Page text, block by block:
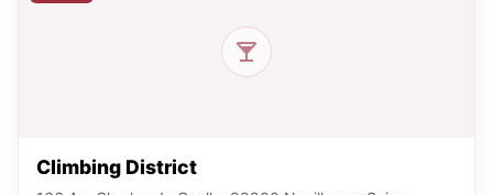
Climbing District